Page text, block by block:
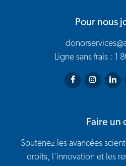
Pour nous
Ligne sans frais : 1
Arthritis Society
Arthritis
Faire un
Soutenez les avancées
droits, l'innovation et les